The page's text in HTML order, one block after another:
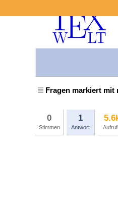
Fragen markiert
0
Stimmen
1
Antwort